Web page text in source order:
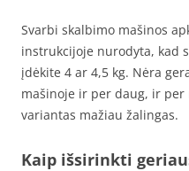
Svarbi skalbimo mašinos
instrukcijoje nurodyta, kad
įdėkite 4 ar 4,5 kg. Nėra
mašinoje ir per daug, ir per
variantas mažiau žalingas.
Kaip išsirinkti